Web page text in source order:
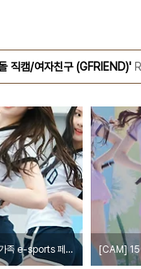
직캠/여자친구 (GFRIEND)'
[CAM] 150502 가족 e-sports 페스티벌 - 여자친구 by W